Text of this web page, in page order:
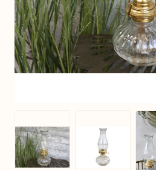
View larger imageView larger